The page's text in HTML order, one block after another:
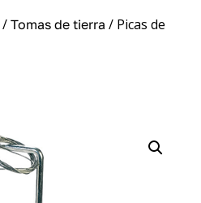
/Tomas de tierra / Picas de